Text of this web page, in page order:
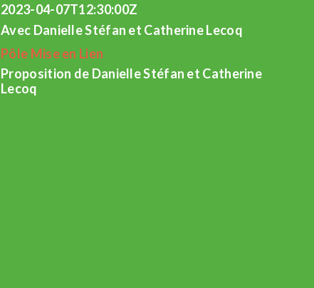
2023-04-07T12:30:00Z
Avec Danielle Stéfan et Catherine Lecoq
Pôle Mise en Lien
Proposition de Danielle Stéfan et Catherine
Lecoq